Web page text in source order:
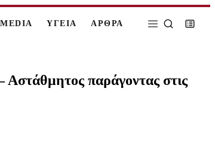
MEDIA ΥΓΕΙΑ ΑΡΘΡΑ
Αστάθμητος παράγοντας στις